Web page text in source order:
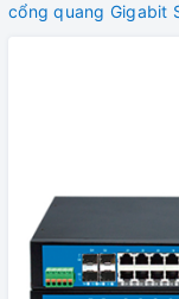
cổng quang Gigabit